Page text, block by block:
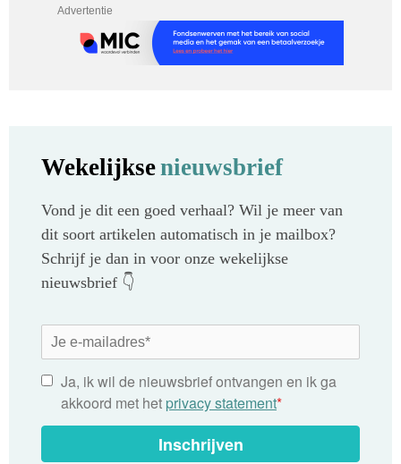
Advertentie
Wekelijksenieuwsbrief
Vond je dit een goed verhaal? Wil je meer van
dit soort artikelen automatisch in je mailbox?
Schrijf je dan in voor onze wekelijkse
nieuwsbrief 👇
Ja, ik wil de nieuwsbrief ontvangen en ik ga
akkoord met het privacy statement*
Inschrijven